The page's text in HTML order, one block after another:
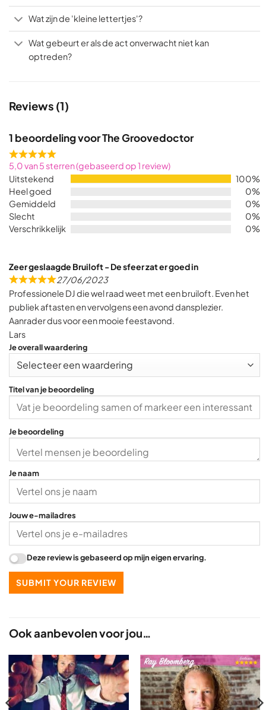
Ook aanbevolen voor jou…
Wat zijn de 'kleine lettertjes'?
Wat gebeurt er als de act onverwacht niet kan
optreden?
Reviews (1)
1 beoordeling voorThe Groovedoctor
Rated
5,0
of
5
5,0 van 5 sterren (gebaseerd op 1 review)
Uitstekend
100%
Heel goed
0%
Gemiddeld
0%
Slecht
0%
Verschrikkelijk
0%
Zeer geslaagde Bruiloft - De sfeer zat er goed in
R
a
t
e
5
,
o
u
t
o
f
5
27/06/2023
Professionele DJ die wel raad weet met een bruiloft. Even het
publiek aftasten en vervolgens een avond dansplezier.
Aanrader dus voor een mooie feestavond.
Lars
Je overall waardering
Titel van je beoordeling
Je beoordeling
Je naam
Jouw e-mailadres
Deze review is gebaseerd op mijn eigen ervaring.
SUBMIT YOUR REVIEW